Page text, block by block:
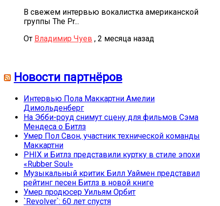
В свежем интервью вокалистка американской
группы The Pr...
От Владимир Чуев , 2 месяца назад
Новости партнёров
Интервью Пола Маккартни Амелии
Димольденберг
На Эбби-роуд снимут сцену для фильмов Сэма
Мендеса о Битлз
Умер Пол Свон, участник технической команды
Маккартни
PHIX и Битлз представили куртку в стиле эпохи
«Rubber Soul»
Музыкальный критик Билл Уаймен представил
рейтинг песен Битлз в новой книге
Умер продюсер Уильям Орбит
`Revolver`: 60 лет спустя